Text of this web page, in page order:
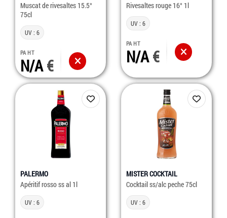
Muscat de rivesaltes 15.5°
75cl
UV : 6
PA HT
N/A
Rivesaltes rouge 16° 1l
UV : 6
PA HT
N/A
PALERMO
Apéritif rosso ss al 1l
UV : 6
MISTER COCKTAIL
Cocktail ss/alc peche 75cl
UV : 6